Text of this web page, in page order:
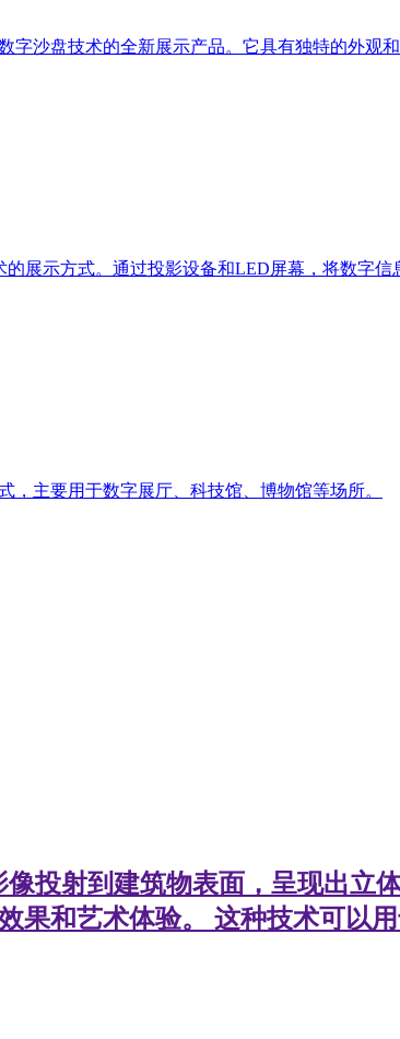
字沙盘技术的全新展示产品。它具有独特的外观
展示方式。通过投影设备和LED屏幕，将数字
主要用于数字展厅、科技馆、博物馆等场所。
投射到建筑物表面，呈现出立
果和艺术体验。 这种技术可以